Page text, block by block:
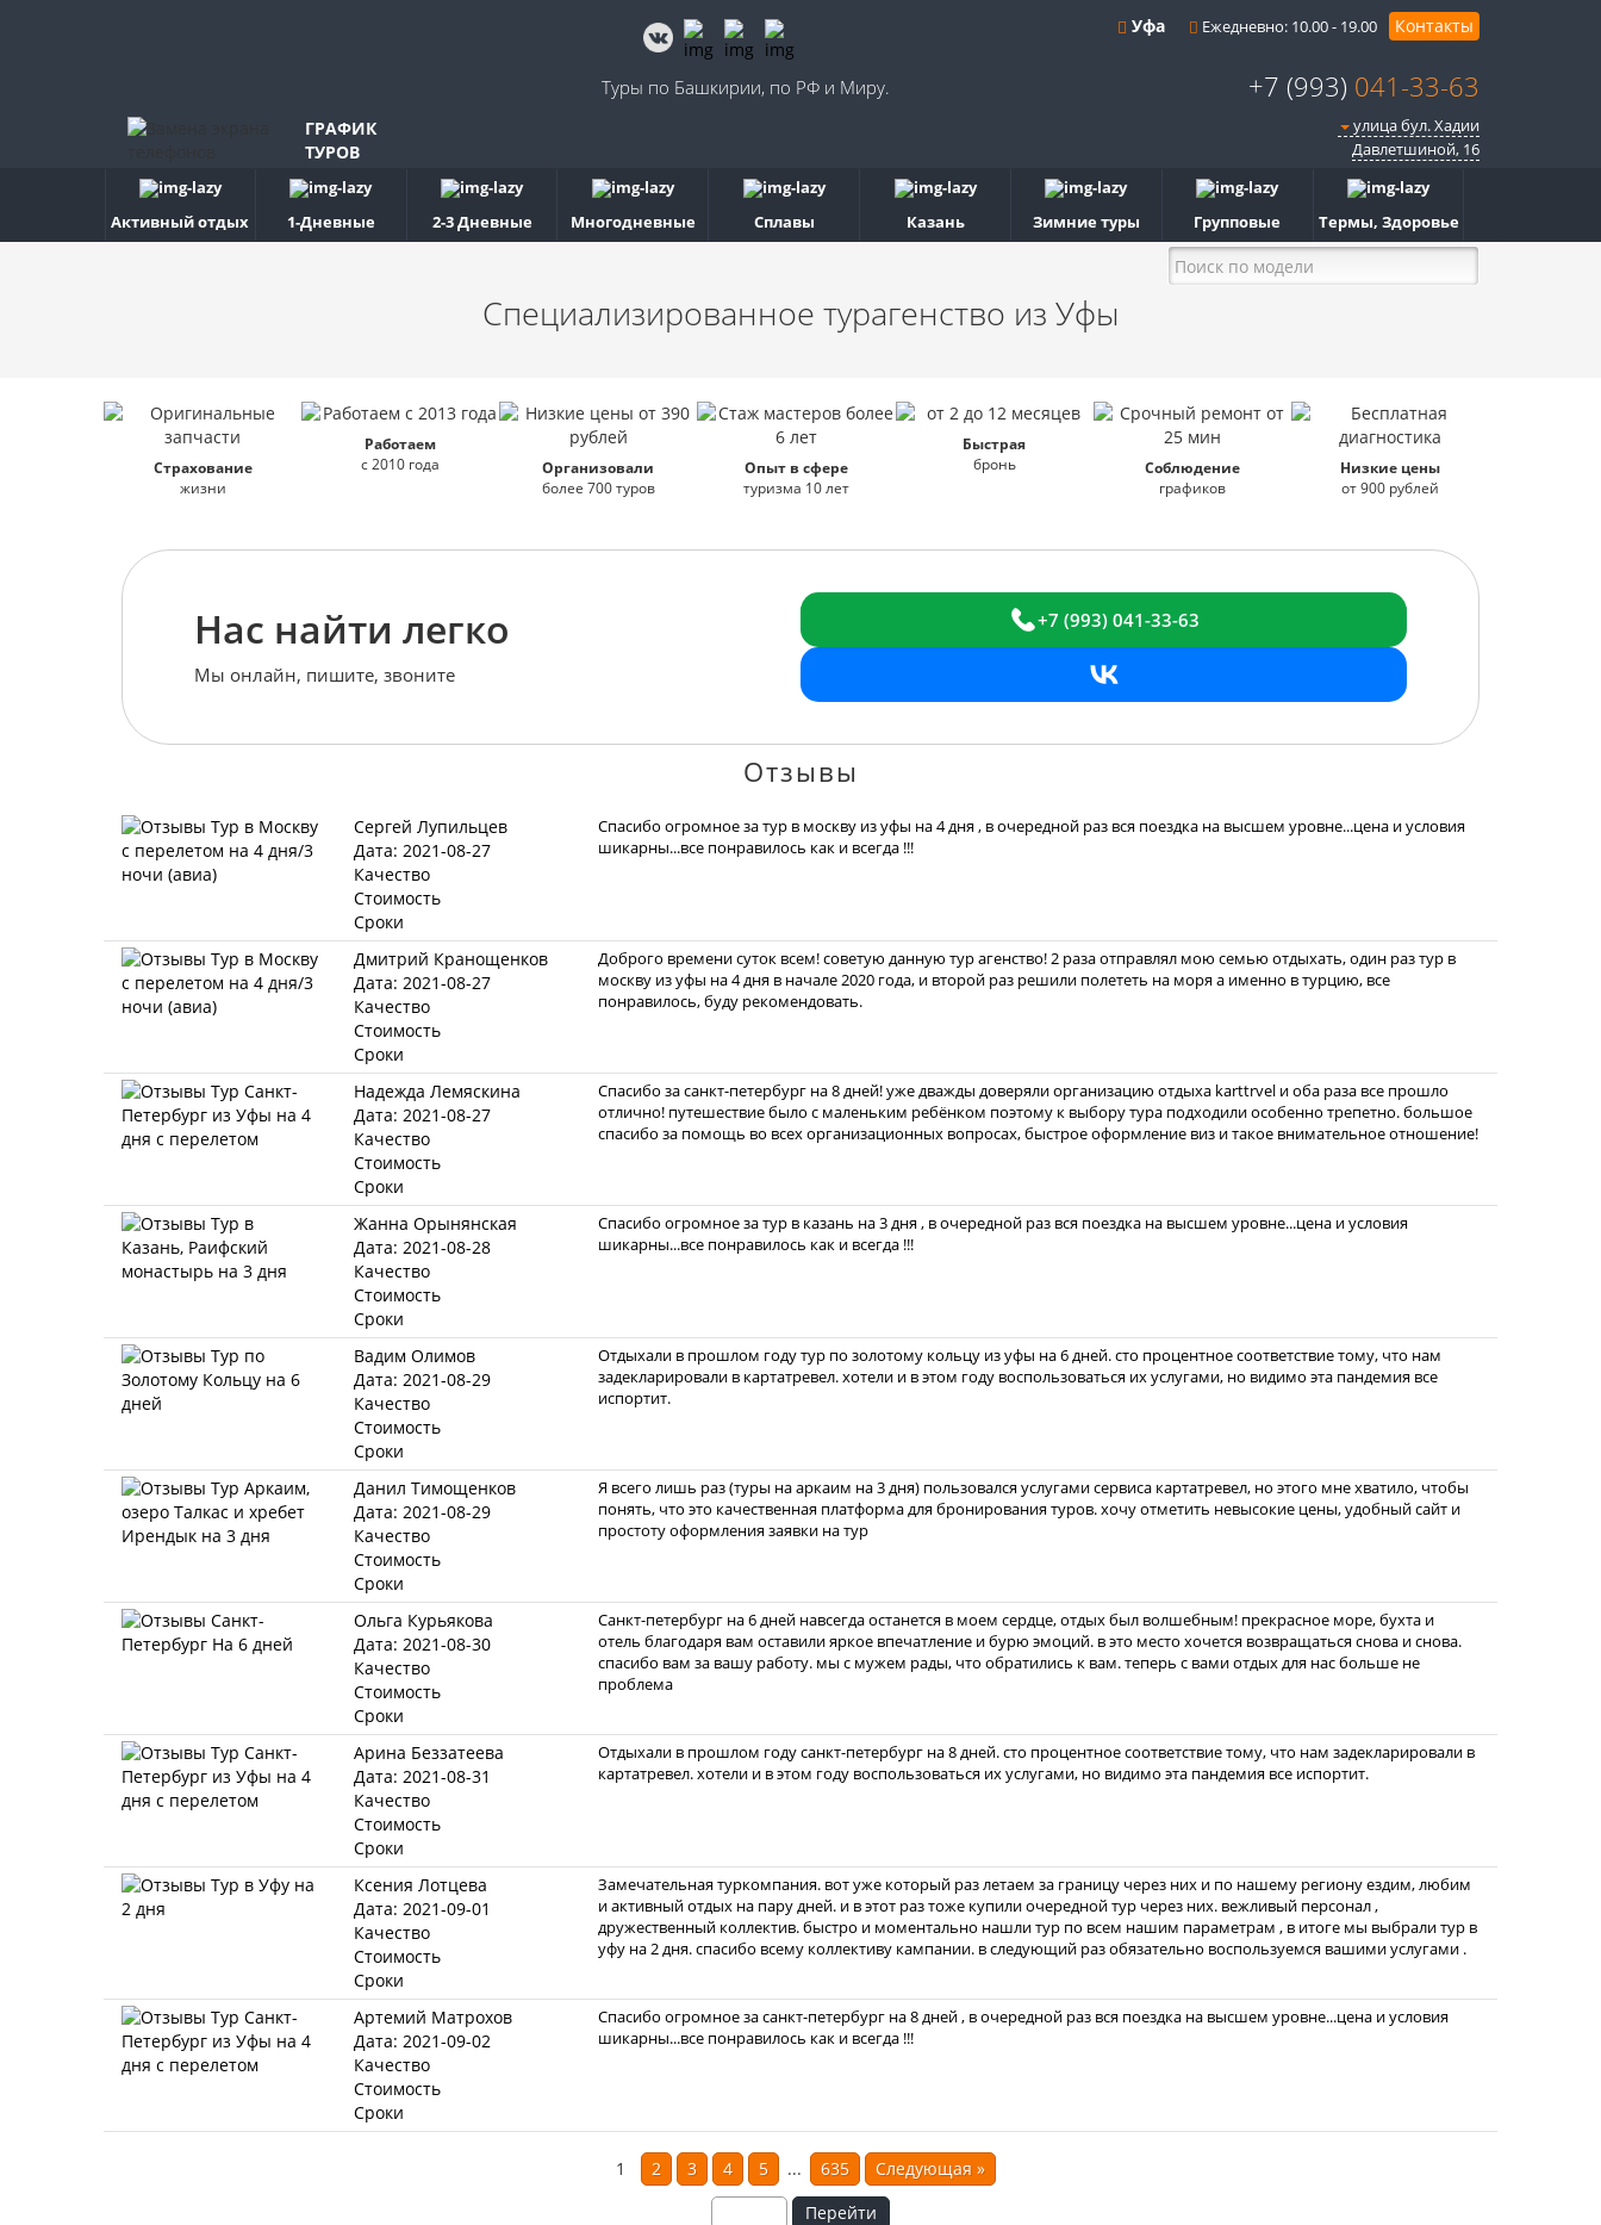
Уфа Ежедневно: 10.00 - 19.00 Контакты
Туры по Башкирии, по РФ и Миру. +7 (993) 041-33-63
ГРАФИК
ТУРОВ
улица бул. Хадии
Давлетшиной, 16
Активный отдых 1-Дневные 2-3 Дневные Многодневные Сплавы Казань Зимние туры Групповые Термы, Здоровье
Специализированное турагенство из Уфы
Страхование
жизни
Работаем
с 2010 года
Организовали
более 700 туров
Опыт в сфере
туризма 10 лет
Быстрая
бронь
Соблюдение
графиков
Низкие цены
от 900 рублей
Нас найти легко
Мы онлайн, пишите, звоните
+7 (993) 041-33-63
Отзывы
Сергей Лупильцев
Дата: 2021-08-27
Качество
Стоимость
Сроки
Спасибо огромное за тур в москву из уфы на 4 дня , в очередной раз вся поездка на высшем уровне...цена и условия
шикарны...все понравилось как и всегда !!!
Дмитрий Кранощенков
Дата: 2021-08-27
Качество
Стоимость
Сроки
Доброго времени суток всем! советую данную тур агенство! 2 раза отправлял мою семью отдыхать, один раз тур в
москву из уфы на 4 дня в начале 2020 года, и второй раз решили полететь на моря а именно в турцию, все
понравилось, буду рекомендовать.
Надежда Лемяскина
Дата: 2021-08-27
Качество
Стоимость
Сроки
Спасибо за санкт-петербург на 8 дней! уже дважды доверяли организацию отдыха karttrvel и оба раза все прошло
отлично! путешествие было с маленьким ребёнком поэтому к выбору тура подходили особенно трепетно. большое
спасибо за помощь во всех организационных вопросах, быстрое оформление виз и такое внимательное отношение!
Жанна Орынянская
Дата: 2021-08-28
Качество
Стоимость
Сроки
Спасибо огромное за тур в казань на 3 дня , в очередной раз вся поездка на высшем уровне...цена и условия
шикарны...все понравилось как и всегда !!!
Вадим Олимов
Дата: 2021-08-29
Качество
Стоимость
Сроки
Отдыхали в прошлом году тур по золотому кольцу из уфы на 6 дней. сто процентное соответствие тому, что нам
задекларировали в картатревел. хотели и в этом году воспользоваться их услугами, но видимо эта пандемия все
испортит.
Данил Тимощенков
Дата: 2021-08-29
Качество
Стоимость
Сроки
Я всего лишь раз (туры на аркаим на 3 дня) пользовался услугами сервиса картатревел, но этого мне хватило, чтобы
понять, что это качественная платформа для бронирования туров. хочу отметить невысокие цены, удобный сайт и
простоту оформления заявки на тур
Ольга Курьякова
Дата: 2021-08-30
Качество
Стоимость
Сроки
Санкт-петербург на 6 дней навсегда останется в моем сердце, отдых был волшебным! прекрасное море, бухта и
отель благодаря вам оставили яркое впечатление и бурю эмоций. в это место хочется возвращаться снова и снова.
спасибо вам за вашу работу. мы с мужем рады, что обратились к вам. теперь с вами отдых для нас больше не
проблема
Арина Беззатеева
Дата: 2021-08-31
Качество
Стоимость
Сроки
Отдыхали в прошлом году санкт-петербург на 8 дней. сто процентное соответствие тому, что нам задекларировали в
картатревел. хотели и в этом году воспользоваться их услугами, но видимо эта пандемия все испортит.
Ксения Лотцева
Дата: 2021-09-01
Качество
Стоимость
Сроки
Замечательная туркомпания. вот уже который раз летаем за границу через них и по нашему региону ездим, любим
и активный отдых на пару дней. и в этот раз тоже купили очередной тур через них. вежливый персонал ,
дружественный коллектив. быстро и моментально нашли тур по всем нашим параметрам , в итоге мы выбрали тур в
уфу на 2 дня. спасибо всему коллективу кампании. в следующий раз обязательно воспользуемся вашими услугами .
Артемий Матрохов
Дата: 2021-09-02
Качество
Стоимость
Сроки
Спасибо огромное за санкт-петербург на 8 дней , в очередной раз вся поездка на высшем уровне...цена и условия
шикарны...все понравилось как и всегда !!!
1 2 3 4 5 ... 635 Следующая »
Перейти